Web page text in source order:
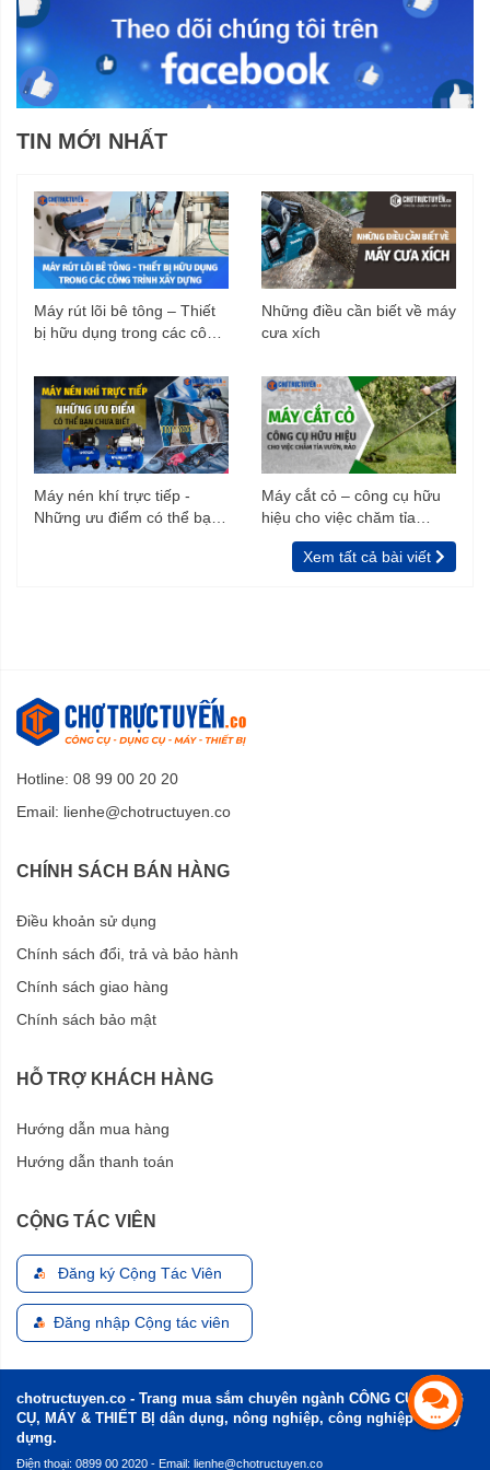
trữ nước.
Kiểu dáng chắc chắn, nhỏ gọn, dễ di
chuyển
Máy rửa xe Hyundai HRX916 có thiết kế khá nhỏ gọn, tiện
cất giữ. Vỏ máy có khắc nổi logo HYUNDAI bắt mắt. Tay
cầm được bố trí phù hợp, thuận tiện để mang máy đến nơi
làm việc.
An toàn khi sử dụng
bảo vệ công tắc, tránh bị ướt, chống rò điện khi sử dụng.
Vỏ máy được thiết kế chắc chắn, kín kẽ, chống thấm nước
nên rất an toàn cho người dùng.
Phụ kiện đầy đủ, sử dụng ngay khi mua
khớp nối nhanh, súng phun áp lực, dây hút 2m, và dây
phun áp lực 8m.
TIN MỚI NHẤT
Máy rút lõi bê tông – Thiết
bị hữu dụng trong các công
Những điều cần biết về máy
cưa xích
Máy nén khí trực tiếp -
Những ưu điểm có thể bạn
Máy cắt cỏ – công cụ hữu
hiệu cho việc chăm tỉa
vườn, rào
Xem tất cả bài viết
Hotline: 08 99 00 20 20
Email: lienhe@chotructuyen.co
CHÍNH SÁCH BÁN HÀNG
Điều khoản sử dụng
Chính sách đổi, trả và bảo hành
Chính sách giao hàng
Chính sách bảo mật
HỖ TRỢ KHÁCH HÀNG
Hướng dẫn mua hàng
Hướng dẫn thanh toán
CỘNG TÁC VIÊN
Đăng ký Cộng Tác Viên
Đăng nhập Cộng tác viên
chotructuyen.co - Trang mua sắm chuyên ngành CÔNG CỤ, DỤNG
CỤ, MÁY & THIẾT BỊ dân dụng, nông nghiệp, công nghiệp và xây
dựng.
Điện thoại: 0899 00 2020 - Email: lienhe@chotructuyen.co